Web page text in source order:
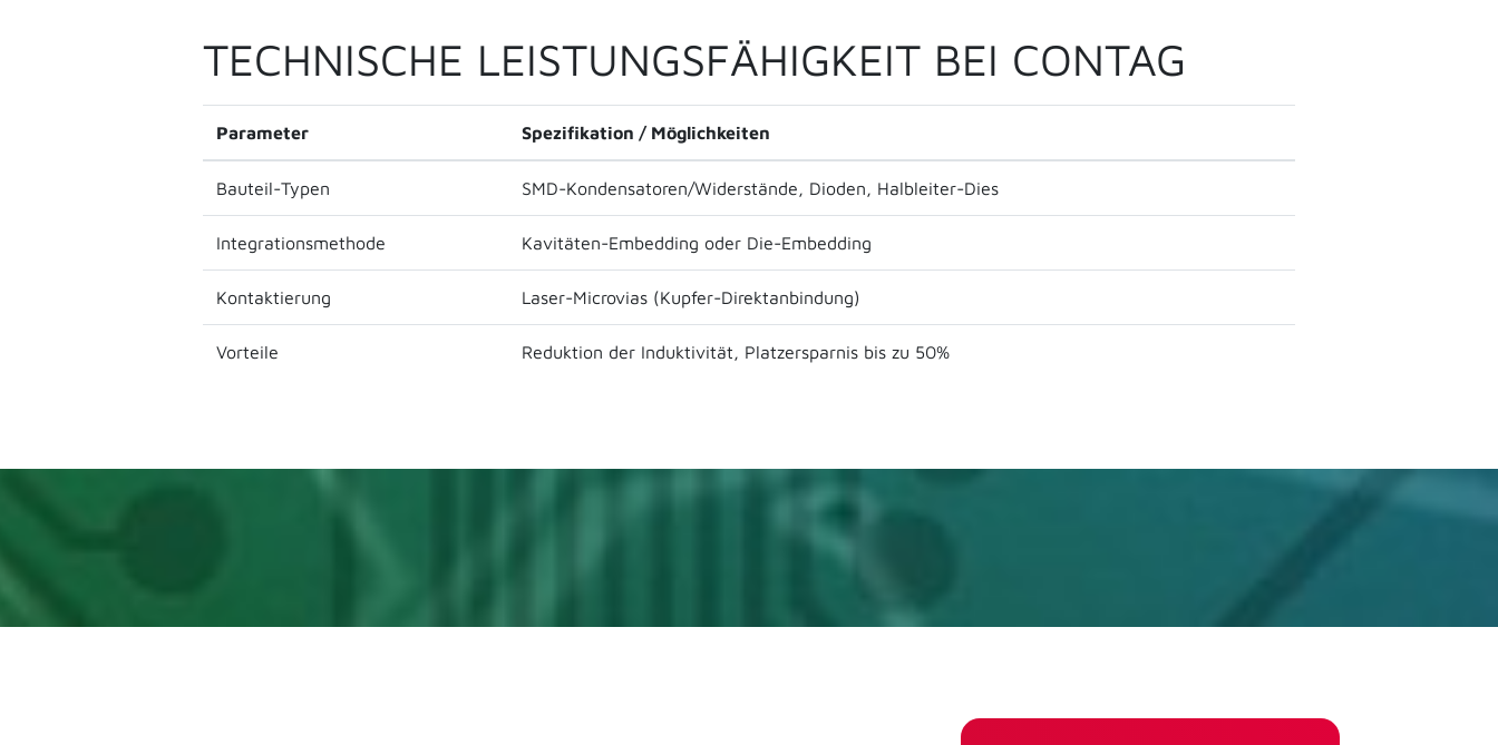
TECHNISCHE LEISTUNGSFÄHIGKEIT BEI CONTAG
Parameter Spezifikation / Möglichkeiten
Bauteil-Typen SMD-Kondensatoren/Widerstände, Dioden, Halbleiter-Dies
Integrationsmethode Kavitäten-Embedding oder Die-Embedding
Kontaktierung Laser-Microvias (Kupfer-Direktanbindung)
Vorteile Reduktion der Induktivität, Platzersparnis bis zu 50%